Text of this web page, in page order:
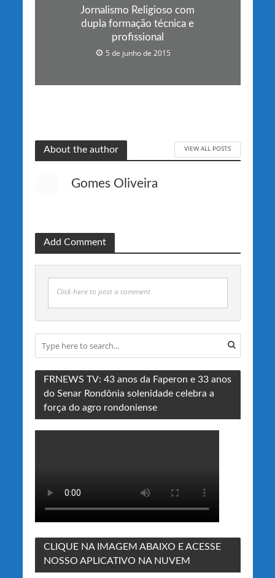
Jornalismo Religioso com
dupla formação técnica e
profissional
5 de junho de 2015
About the author VIEW ALL POSTS
Gomes Oliveira
Add Comment
Click here to post a comment
FRNEWS TV: 43 anos da Faperon e 33 anos
do Senar Rondônia solenidade celebra a
força do agro rondoniense
CLIQUE NA IMAGEM ABAIXO E ACESSE
NOSSO APLICATIVO NA NUVEM